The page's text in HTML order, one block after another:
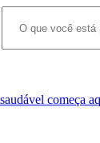
começa